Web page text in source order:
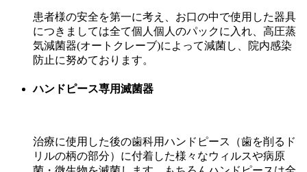
患者様の安全を第一に考え、お口の中で使用した器具
につきましては全て個人個人のパックに入れ、高圧蒸
気減菌器(オートクレーブ)によって減菌し、院内感染
防止に努めております。
ハンドピース専用滅菌器
治療に使用した後の歯科用ハンドピース（歯を削るド
リルの柄の部分）に付着した様々なウィルスや病原